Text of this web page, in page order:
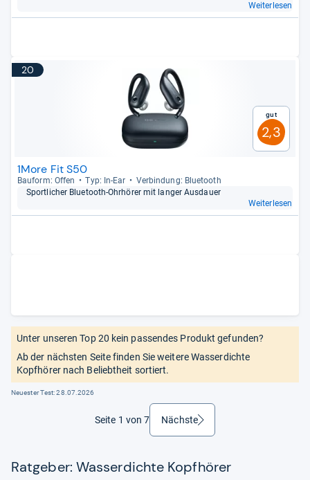
Weiterlesen
20
Gut
2,3
1More Fit S50
Bau­form: Offen Typ: In-​Ear
Ver­bin­dung: Blue­tooth
Sport­li­cher Blue­tooth-​Ohr­hö­rer mit lan­ger Aus­dauer
Weiterlesen
Unter unseren Top 20 kein passendes Produkt gefunden?
Ab der nächsten Seite finden Sie weitere Wasserdichte
Kopfhörer nach Beliebtheit sortiert.
Neuester Test:28.07.2026
Seite 1 von 7 Nächsteweiter
Ratgeber: Wasserdichte Kopfhörer